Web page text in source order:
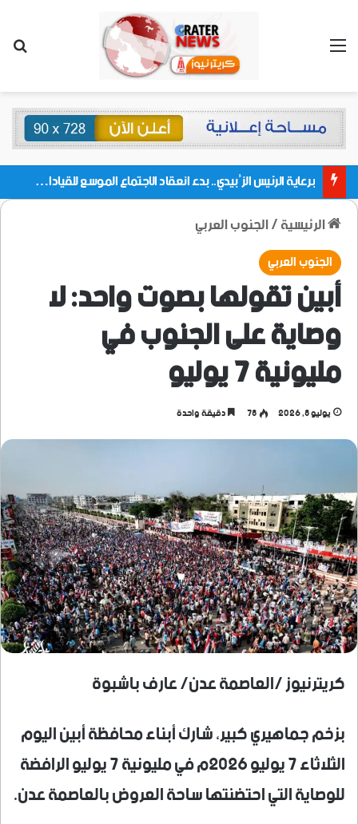
القائمة
برعاية الرئيس الزُبيدي.. بدء انعقاد الاجتماع الموسع للقيادات المحلية بالعاصمة ولمديريات وكتل مجلس العموم ومنسقيات الجامعة بالعاصمة عدن
الرئيسية/الجنوب العربي
الجنوب العربي
أبين تقولها بصوت واحد: لا
وصاية على الجنوب في
مليونية 7 يوليو
يوليو 8, 2026 78 دقيقة واحدة
كريترنيوز /العاصمة عدن/ عارف باشبوة
بزخم جماهيري كبير، شارك أبناء محافظة أبين اليوم
الثلاثاء 7 يوليو 2026م في مليونية 7 يوليو الرافضة
للوصاية التي احتضنتها ساحة العروض بالعاصمة عدن.